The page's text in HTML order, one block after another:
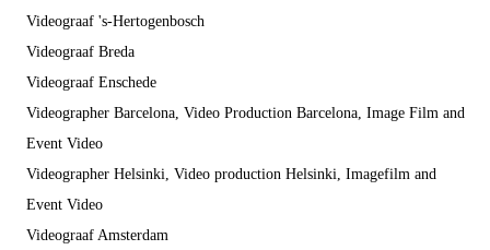
Videograaf 's-Hertogenbosch
Videograaf Breda
Videograaf Enschede
Videographer Barcelona, Video Production Barcelona, Image Film and
Event Video
Videographer Helsinki, Video production Helsinki, Imagefilm and
Event Video
Videograaf Amsterdam